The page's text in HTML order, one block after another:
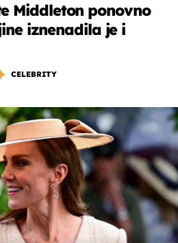
Middleton ponovno
iznenadila je i
CELEBRITY
OBAVIJESTI